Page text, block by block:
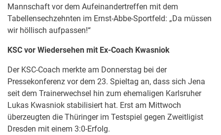
Mannschaft vor dem Aufeinandertreffen mit dem
Tabellensechzehnten im Ernst-Abbe-Sportfeld: „Da müssen
wir höllisch aufpassen!“
KSC vor Wiedersehen mit Ex-Coach Kwasniok
Der KSC-Coach merkte am Donnerstag bei der
Pressekonferenz vor dem 23. Spieltag an, dass sich Jena
seit dem Trainerwechsel hin zum ehemaligen Karlsruher
Lukas Kwasniok stabilisiert hat. Erst am Mittwoch
überzeugten die Thüringer im Testspiel gegen Zweitligist
Dresden mit einem 3:0-Erfolg.